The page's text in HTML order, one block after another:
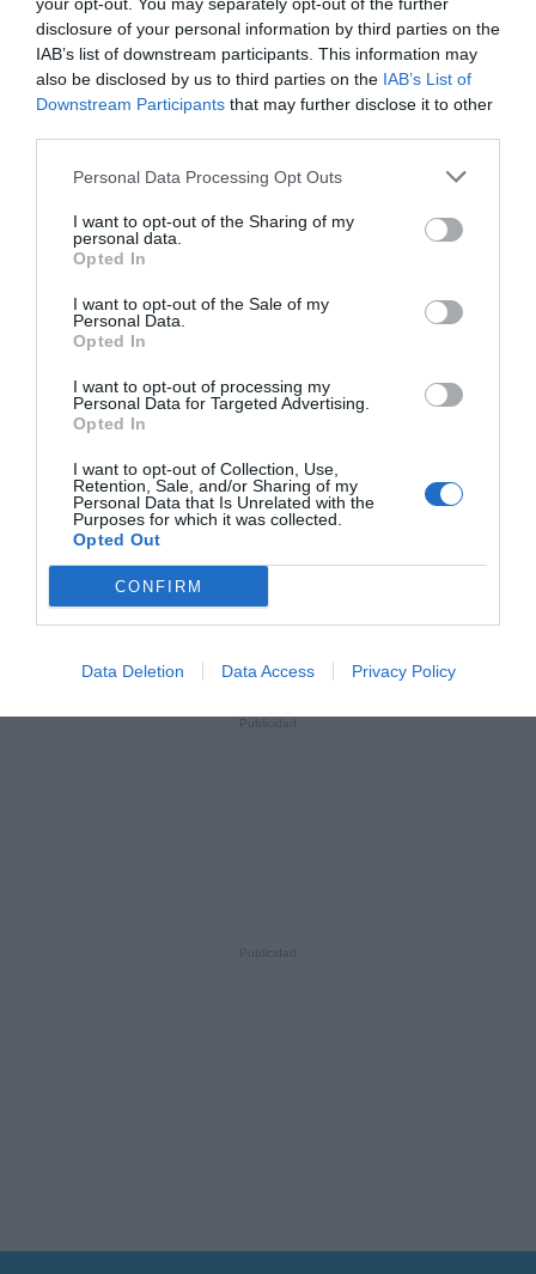
disclosure of your personal information by third parties on the
IAB’s list of downstream participants. This information may
also be disclosed by us to third parties on the IAB’s List of
Downstream Participants that may further disclose it to other
Personal Data Processing Opt Outs
I want to opt-out of the Sharing of my
personal data.
Opted In
I want to opt-out of the Sale of my
Personal Data.
Opted In
I want to opt-out of processing my
Personal Data for Targeted Advertising.
Opted In
I want to opt-out of Collection, Use,
Retention, Sale, and/or Sharing of my
Personal Data that Is Unrelated with the
Purposes for which it was collected.
Opted Out
CONFIRM
Data Deletion Data Access Privacy Policy